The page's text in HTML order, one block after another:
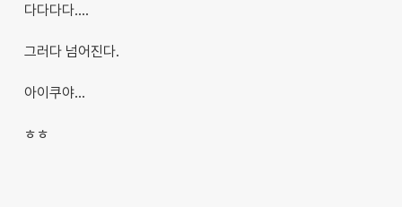
다다다다....
그러다 넘어진다.
아이쿠야...
ㅎㅎ